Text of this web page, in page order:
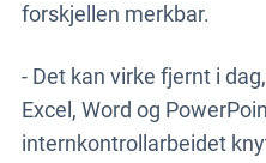
forskjellen merkbar.
- Det kan virke fjernt i
Excel, Word og
internkontrollarbeidet